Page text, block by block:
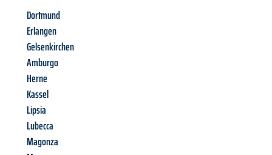
Dortmund
Erlangen
Gelsenkirchen
Amburgo
Herne
Kassel
Lipsia
Lubecca
Magonza